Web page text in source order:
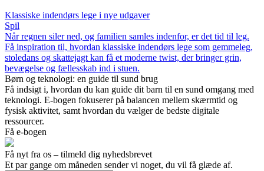
Klassiske indendørs lege i nye udgaver
Spil
Når regnen siler ned, og familien samles indenfor, er det tid til leg.
Få inspiration til, hvordan klassiske indendørs lege som gemmeleg,
stoledans og skattejagt kan få et moderne twist, der bringer grin,
bevægelse og fællesskab ind i stuen.
Børn og teknologi: en guide til sund brug
Få indsigt i, hvordan du kan guide dit barn til en sund omgang med
teknologi. E-bogen fokuserer på balancen mellem skærmtid og
fysisk aktivitet, samt hvordan du vælger de bedste digitale
ressourcer.
Få e-bogen
Få nyt fra os – tilmeld dig nyhedsbrevet
Et par gange om måneden sender vi noget, du vil få glæde af.